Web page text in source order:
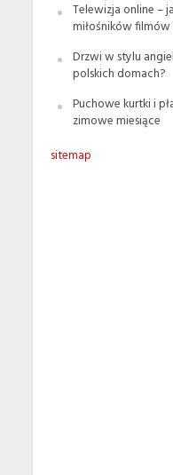
Telewizja online –
miłośników filmów
Drzwi w stylu
polskich domach?
Puchowe kurtki i
zimowe miesiące
sitemap